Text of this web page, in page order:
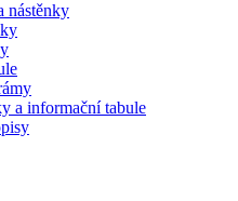
nástěnky
a informační tabule